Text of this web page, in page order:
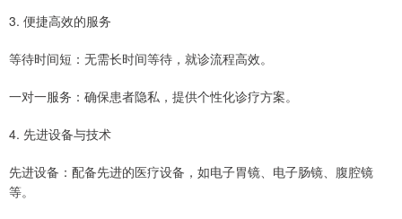
3. 便捷高效的服务
等待时间短：无需长时间等待，就诊流程高效。
一对一服务：确保患者隐私，提供个性化诊疗方案。
4. 先进设备与技术
先进设备：配备先进的医疗设备，如电子胃镜、电子肠镜、腹腔镜
等。